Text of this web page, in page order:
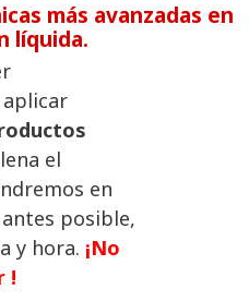
más avanzadas en
líquida.
el
en
posible,
y hora. ¡No
!